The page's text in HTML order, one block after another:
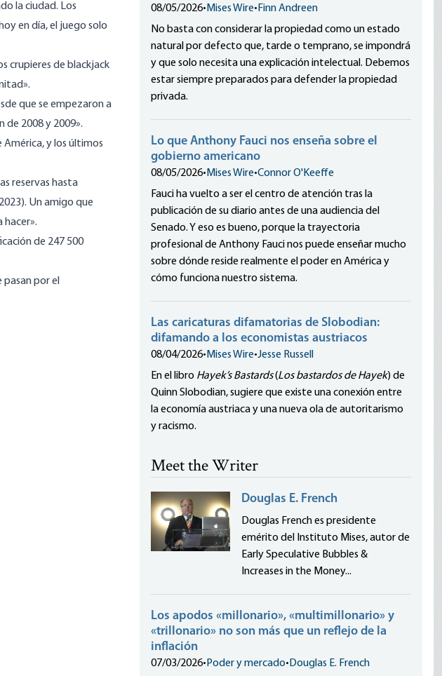
la ciudad. Los
en día, el juego solo
crupieres de blackjack
que se empezaron a
de 2008 y 2009».
y los últimos
reservas hasta
Un amigo que
hacer».
de 247 500
por el
08/05/2026• Mises Wire• Finn Andreen
No basta con considerar la propiedad como un estado
natural por defecto que, tarde o temprano, se impondrá
y que solo necesita una explicación intelectual. Debemos
estar siempre preparados para defender la propiedad
privada.
Lo que Anthony Fauci nos enseña sobre el
gobierno americano
08/05/2026• Mises Wire•Connor O'Keeffe
Fauci ha vuelto a ser el centro de atención tras la
publicación de su diario antes de una audiencia del
Senado. Y eso es bueno, porque la trayectoria
profesional de Anthony Fauci nos puede enseñar mucho
sobre dónde reside realmente el poder en América y
cómo funciona nuestro sistema.
Las caricaturas difamatorias de Slobodian:
difamando a los economistas austriacos
08/04/2026• Mises Wire•Jesse Russell
En el libro Hayek’s Bastards(Los bastardos de Hayek) de
Quinn Slobodian, sugiere que existe una conexión entre
la economía austriaca y una nueva ola de autoritarismo
y racismo.
Meet the Writer
Douglas E. French
Douglas French es presidente
emérito del Instituto Mises, autor de
Early Speculative Bubbles &
Increases in the Money...
Los apodos «millonario», «multimillonario» y
«trillonario» no son más que un reflejo de la
inflación
07/03/2026• Poder y mercado• Douglas E. French